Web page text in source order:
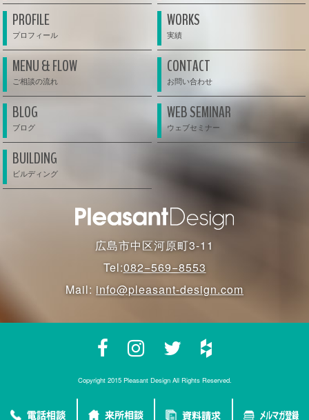
PROFILE WORKS
MENU & FLOW CONTACT
BLOG WEB SEMINAR
BUILDING
広島市中区河原町3-11
Tel:082−569−8553
Mail: info@pleasant-design.com
Copyright 2015 Pleasant Design All Rights Reserved.